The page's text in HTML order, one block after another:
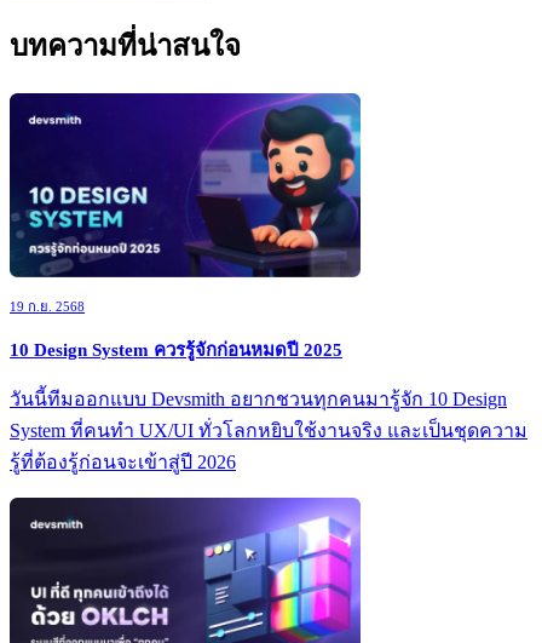
บทความที่น่าสนใจ
19 ก.ย. 2568
10 Design System ควรรู้จักก่อนหมดปี 2025
วันนี้ทีมออกแบบ Devsmith อยากชวนทุกคนมารู้จัก 10 Design
System ที่คนทำ UX/UI ทั่วโลกหยิบใช้งานจริง และเป็นชุดความ
รู้ที่ต้องรู้ก่อนจะเข้าสู่ปี 2026